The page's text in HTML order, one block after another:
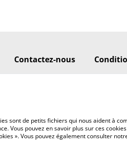
Contactez-nous
sont de petits fichiers qui nous aident à
Vous pouvez en savoir plus sur ces
». Vous pouvez également consulter